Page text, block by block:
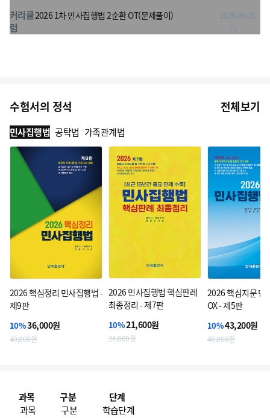
커리큘
럼
2026 1차 민사집행법 2순환 OT(문제풀이)
2026.06.01
71
수험서의 정석 전체보기
민사집행법 공탁법 가족관계법
2026 핵심정리 민사집행법 -
제9판
10%36,000원
40,000원
2026 민사집행법 핵심판례
최종정리 - 제7판
10%21,600원
24,000원
2026 핵심지문 민
OX - 제5판
10%43,200원
48,000원
과목
과목
구분
구분
단계
학습단계